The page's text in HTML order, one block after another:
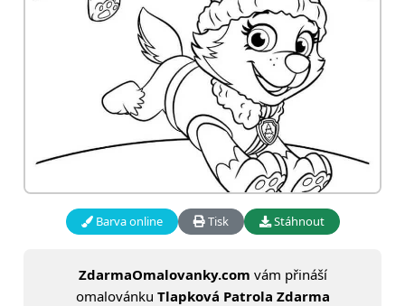
Barva online Tisk Stáhnout
ZdarmaOmalovanky.com vám přináší
omalovánku Tlapková Patrola Zdarma